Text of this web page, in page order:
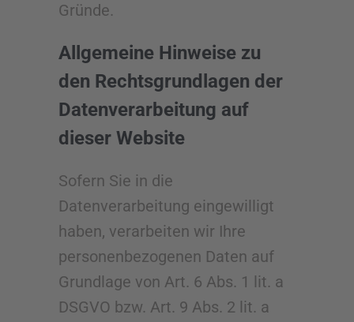
Gründe.
Allgemeine Hinweise zu
den Rechtsgrundlagen der
Datenverarbeitung auf
dieser Website
Sofern Sie in die
Datenverarbeitung eingewilligt
haben, verarbeiten wir Ihre
personenbezogenen Daten auf
Grundlage von Art. 6 Abs. 1 lit. a
DSGVO bzw. Art. 9 Abs. 2 lit. a